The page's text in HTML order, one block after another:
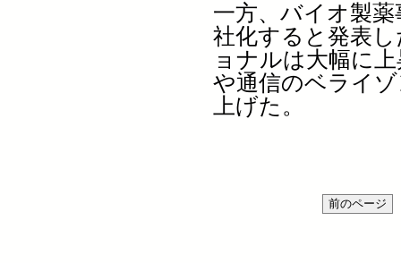
一方、バイオ製
社化すると発表
ョナルは大幅に
や通信のベライ
上げた。